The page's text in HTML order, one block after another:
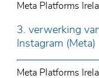
Meta Platforms
3. verwerking
Instagram (Meta)
Meta Platforms